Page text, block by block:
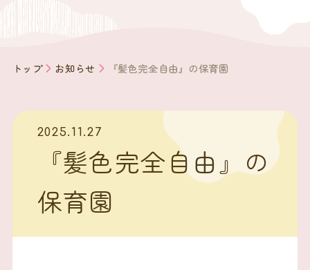
トップ お知らせ 『髪色完全自由』の保育園
2025.11.27
『髪色完全自由』の
保育園